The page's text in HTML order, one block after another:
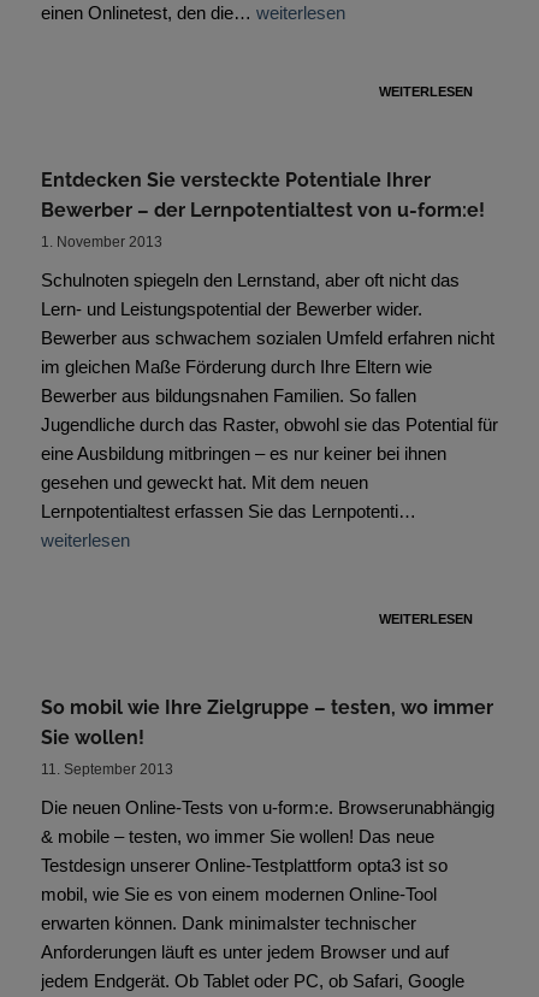
einen Onlinetest, den die… weiterlesen
WEITERLESEN
Entdecken Sie versteckte Potentiale Ihrer
Bewerber – der Lernpotentialtest von u-form:e!
1. November 2013
Schulnoten spiegeln den Lernstand, aber oft nicht das
Lern- und Leistungspotential der Bewerber wider.
Bewerber aus schwachem sozialen Umfeld erfahren nicht
im gleichen Maße Förderung durch Ihre Eltern wie
Bewerber aus bildungsnahen Familien. So fallen
Jugendliche durch das Raster, obwohl sie das Potential für
eine Ausbildung mitbringen – es nur keiner bei ihnen
gesehen und geweckt hat. Mit dem neuen
Lernpotentialtest erfassen Sie das Lernpotenti…
weiterlesen
WEITERLESEN
So mobil wie Ihre Zielgruppe – testen, wo immer
Sie wollen!
11. September 2013
Die neuen Online-Tests von u-form:e. Browserunabhängig
& mobile – testen, wo immer Sie wollen! Das neue
Testdesign unserer Online-Testplattform opta3 ist so
mobil, wie Sie es von einem modernen Online-Tool
erwarten können. Dank minimalster technischer
Anforderungen läuft es unter jedem Browser und auf
jedem Endgerät. Ob Tablet oder PC, ob Safari, Google